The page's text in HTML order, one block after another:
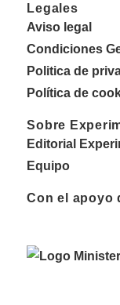
Legales
Aviso legal
Condiciones
Politica de
Política de
Sobre
Editorial
Equipo
Con el apoyo